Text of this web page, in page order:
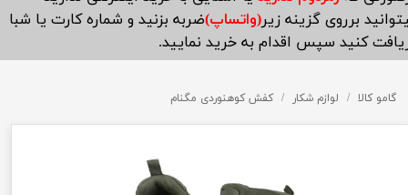
برروی گزینه زیر(واتساپ)ضربه بزنید و شماره کارت یا شبا
کنید سپس اقدام به خرید نمایید.
گامو کالا لوازم شکار کفش کوهنوردی مگنام